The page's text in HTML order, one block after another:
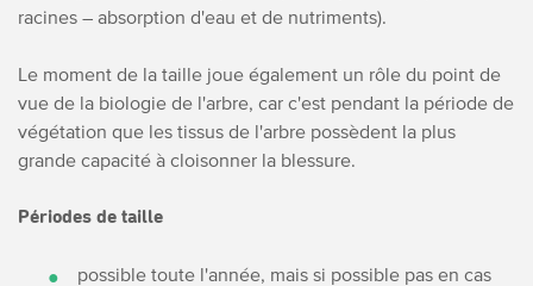
racines – absorption d'eau et de nutriments).
Le moment de la taille joue également un rôle du point de
vue de la biologie de l'arbre, car c'est pendant la période de
végétation que les tissus de l'arbre possèdent la plus
grande capacité à cloisonner la blessure.
Périodes de taille
possible toute l'année, mais si possible pas en cas